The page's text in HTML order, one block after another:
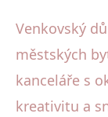
Venkovský
městských
kanceláře s
kreativitu a